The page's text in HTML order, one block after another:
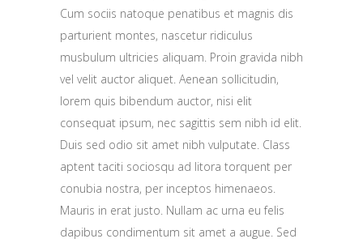
Cum sociis natoque penatibus et magnis dis
parturient montes, nascetur ridiculus
musbulum ultricies aliquam. Proin gravida nibh
vel velit auctor aliquet. Aenean sollicitudin,
lorem quis bibendum auctor, nisi elit
consequat ipsum, nec sagittis sem nibh id elit.
Duis sed odio sit amet nibh vulputate. Class
aptent taciti sociosqu ad litora torquent per
conubia nostra, per inceptos himenaeos.
Mauris in erat justo. Nullam ac urna eu felis
dapibus condimentum sit amet a augue. Sed